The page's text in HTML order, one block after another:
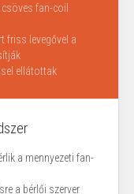
fan-coil
friss levegővel a
ellátottak
a mennyezeti fan-
a bérlői szerver